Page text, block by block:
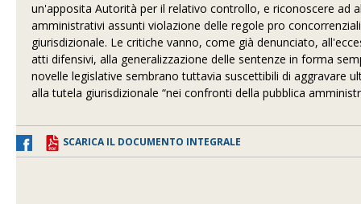
un'apposita Autorità per il relativo controllo, e riconoscere ad
amministrativi assunti violazione delle regole pro
giurisdizionale. Le critiche vanno, come già denunciato,
atti difensivi, alla generalizzazione delle sentenze in forma
novelle legislative sembrano tuttavia suscettibili di aggravare
alla tutela giurisdizionale “nei confronti della pubblica
SCARICA IL DOCUMENTO INTEGRALE